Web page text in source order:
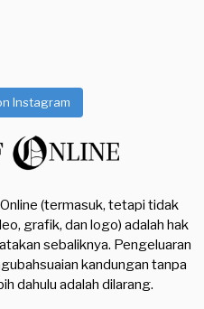
Instagram
(termasuk, tetapi tidak
grafik, dan logo) adalah hak
sebaliknya. Pengeluaran
kandungan tanpa
dahulu adalah dilarang.